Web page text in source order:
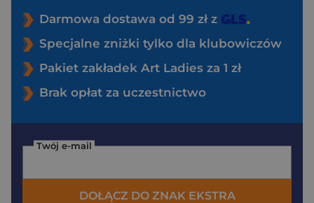
Darmowa dostawa od 99 zł z
Specjalne zniżki tylko dla klubowiczów
Pakiet zakładek Art Ladies za 1 zł
Brak opłat za uczestnictwo
Twój e-mail
DOŁĄCZ DO ZNAK EKSTRA